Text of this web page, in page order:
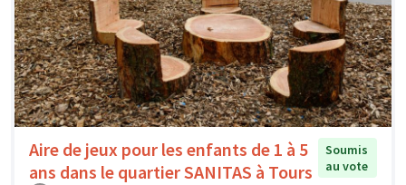
Aire de jeux pour les enfants de 1 à 5
ans dans le quartier SANITAS à Tours
Soumis
au vote